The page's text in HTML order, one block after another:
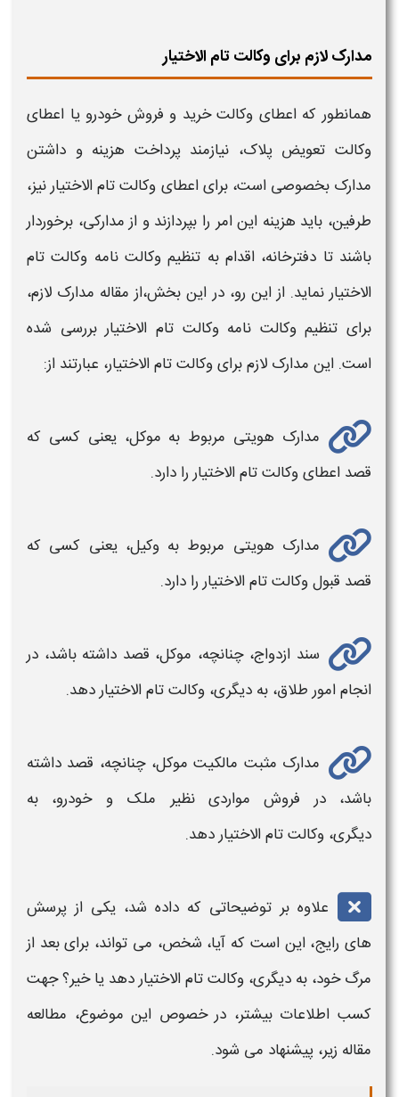
مدارک لازم برای وکالت تام الاختیار
همانطور که اعطای وکالتخرید و فروش خودرو یا اعطای
وکالتتعویض پلاک، نیازمند پرداخت هزینه و داشتن
مدارک بخصوصی است، برای اعطای وکالت تام الاختیارنیز،
طرفین، باید هزینه این امر را بپردازند و از مدارکی، برخوردار
باشند تا دفترخانه، اقدام به تنظیم وکالت نامه وکالت تام
الاختیارنماید. از این رو، در این بخش،از مقاله مدارک لازم،
برای تنظیموکالت نامهوکالت تام الاختیار بررسی شده
است. این مدارک لازم برای وکالت تام الاختیار، عبارتند از:
مدارک هویتی مربوط به موکل، یعنی کسی که
قصد اعطایوکالت تام الاختیار را دارد.
مدارک هویتی مربوط به وکیل، یعنی کسی که
قصد قبولوکالت تام الاختیار را دارد.
سند ازدواج، چنانچه، موکل، قصد داشته باشد، در
انجام امور طلاق، به دیگری، وکالت تام الاختیاردهد.
مدارک مثبت مالکیت موکل، چنانچه، قصد داشته
باشد، در فروش مواردی نظیر ملک و خودرو، به
دیگری، وکالت تام الاختیاردهد.
علاوه بر توضیحاتی که داده شد، یکی از پرسش
های رایج، این است که آیا، شخص، می تواند، برای بعد از
مرگ خود، به دیگری، وکالت تام الاختیاردهد یا خیر؟ جهت
کسب اطلاعات بیشتر، در خصوص این موضوع، مطالعه
مقاله زیر، پیشنهاد می شود.